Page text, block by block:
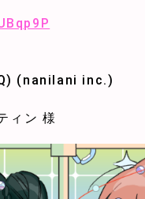
(nanilani inc.)
ィン 様